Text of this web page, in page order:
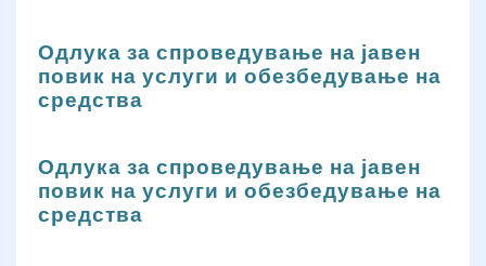
Одлука за спроведување на јавен
повик на услуги и обезбедување на
средства
Одлука за спроведување на јавен
повик на услуги и обезбедување на
средства